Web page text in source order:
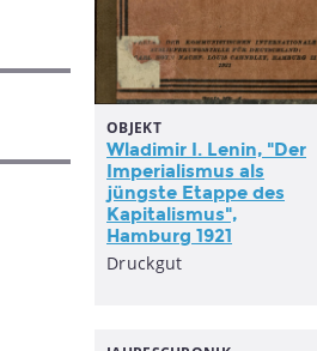
OBJEKT
Wladimir I. Lenin, "Der
Imperialismus als
jüngste Etappe des
Kapitalismus",
Hamburg 1921
Druckgut